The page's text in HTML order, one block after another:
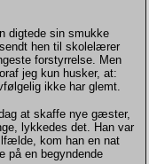
digtede sin smukke
hen til skolelærer
forstyrrelse. Men
jeg kun husker, at:
ikke har glemt.
at skaffe nye gæster,
lykkedes det. Han var
kom han en nat
på en begyndende